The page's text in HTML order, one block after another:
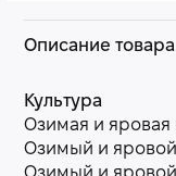
Описание товара
Культура
Озимая и
Озимый и